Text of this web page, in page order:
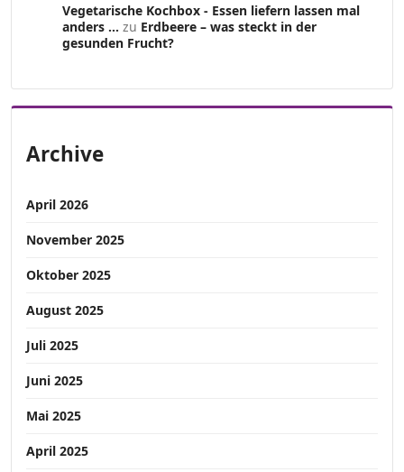
Vegetarische Kochbox - Essen liefern lassen mal
anders ... zu Erdbeere – was steckt in der
gesunden Frucht?
Archive
April 2026
November 2025
Oktober 2025
August 2025
Juli 2025
Juni 2025
Mai 2025
April 2025